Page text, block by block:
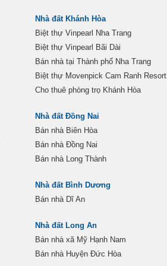
Nhà đất Khánh Hòa
Biệt thự Vinpearl Nha Trang
Biệt thự Vinpearl Bãi Dài
Bán nhà tại Thành phố Nha Trang
Biệt thự Movenpick Cam Ranh Resort
Cho thuê phòng trọ Khánh Hòa
Nhà đất Đồng Nai
Bán nhà Biên Hòa
Bán nhà Đồng Nai
Bán nhà Long Thành
Nhà đất Bình Dương
Bán nhà Dĩ An
Nhà đất Long An
Bán nhà xã Mỹ Hạnh Nam
Bán nhà Huyện Đức Hòa